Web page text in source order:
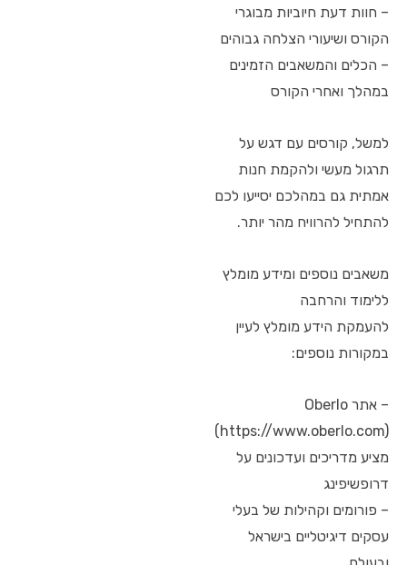
– חוות דעת חיוביות מבוגרי
הקורס ושיעורי הצלחה גבוהים
– הכלים והמשאבים הזמינים
במהלך ואחרי הקורס
למשל, קורסים עם דגש על
תרגול מעשי ולהקמת חנות
אמתית גם במהלכם יסייעו לכם
להתחיל להרוויח מהר יותר.
משאבים נוספים ומידע מומלץ
ללימוד והרחבה
להעמקת הידע מומלץ לעיין
במקורות נוספים:
– אתר Oberlo
(https://www.oberlo.com)
מציע מדריכים ועדכונים על
דרופשיפינג
– פורומים וקהילות של בעלי
עסקים דיגיטליים בישראל